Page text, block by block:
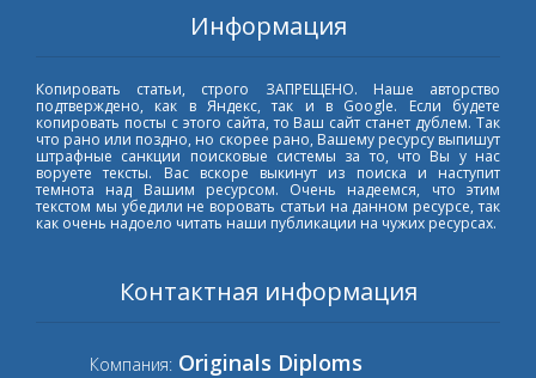
Информация
Копировать статьи, строго ЗАПРЕЩЕНО. Наше авторство
подтверждено, как в Яндекс, так и в Google. Если будете
копировать посты с этого сайта, то Ваш сайт станет дублем. Так
что рано или поздно, но скорее рано, Вашему ресурсу выпишут
штрафные санкции поисковые системы за то, что Вы у нас
воруете тексты. Вас вскоре выкинут из поиска и наступит
темнота над Вашим ресурсом. Очень надеемся, что этим
текстом мы убедили не воровать статьи на данном ресурсе, так
как очень надоело читать наши публикации на чужих ресурсах.
Контактная информация
Компания: Originals Diploms